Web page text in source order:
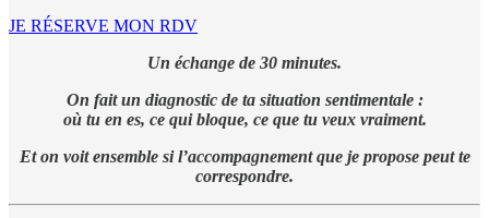
JE RÉSERVE MON RDV
Un échange de 30 minutes.
On fait un diagnostic de ta situation sentimentale :
où tu en es, ce qui bloque, ce que tu veux vraiment.
Et on voit ensemble si l’accompagnement que je propose peut te
correspondre.